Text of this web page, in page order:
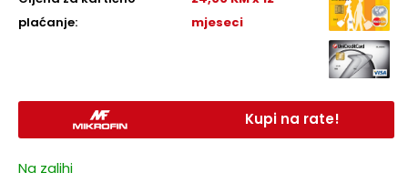
plaćanje:
mjeseci
Kupi na rate!
Na zalihi